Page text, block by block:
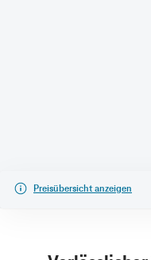
Preisübersicht anzeigen